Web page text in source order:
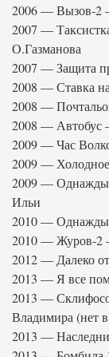
2006 — Вызов-2
2007 —
О.Газманова
2007 — Защита
2008 — Ставка
2008 —
2008 —
2009 — Час
2009 —
2009 — Однажды
Ильи
2010 — Однажды
2010 — Журов-2
2012 — Далеко
2013 — Я все
2013 —
Владимира (нет
2013 —